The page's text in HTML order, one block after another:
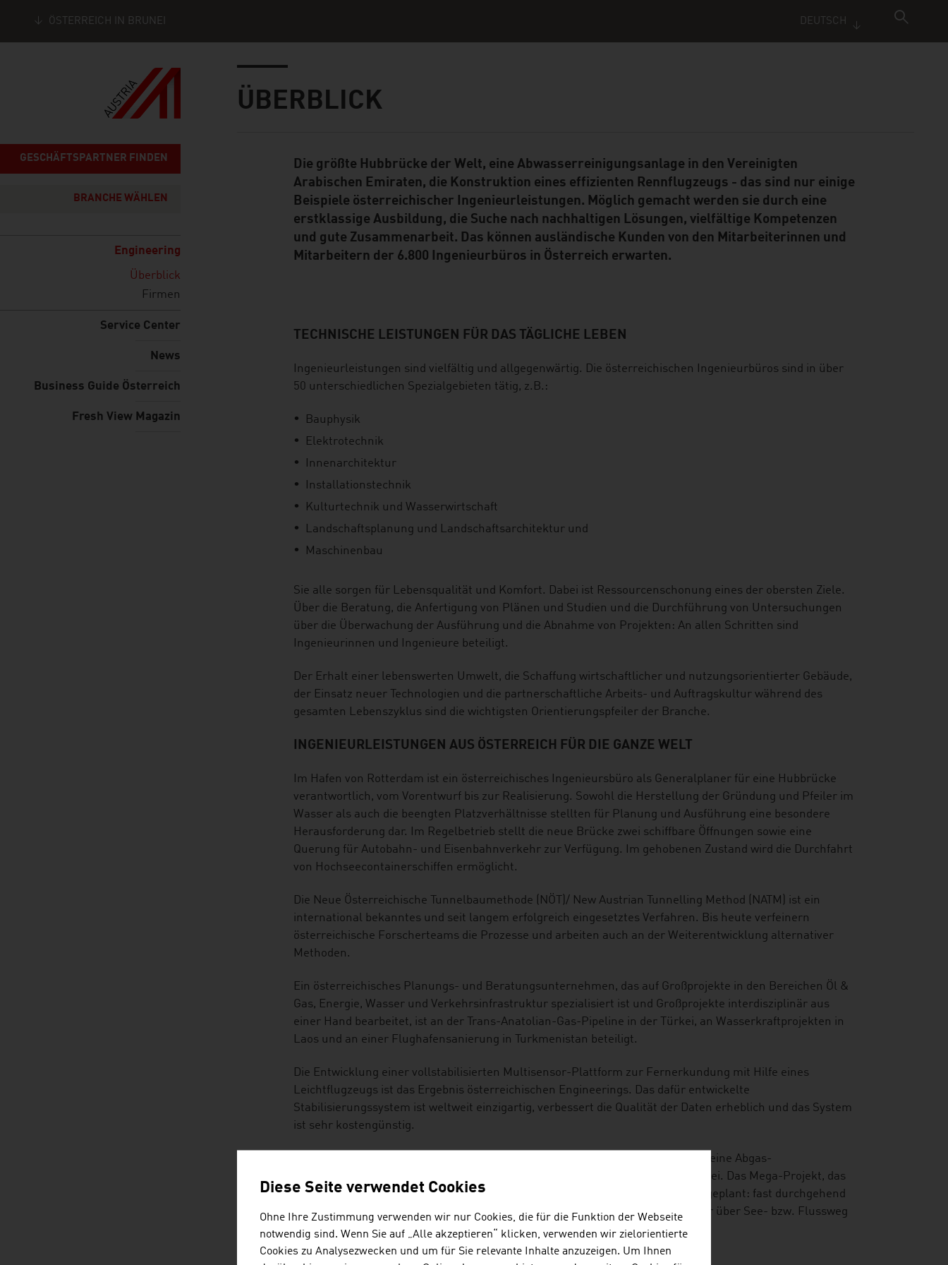
DEUTSCH
ÖSTERREICH IN BRUNEI
GESCHÄFTSPARTNER FINDEN
BRANCHE WÄHLEN
Engineering
Überblick
Firmen
Service Center
News
Business Guide Österreich
Fresh View Magazin
ÜBERBLICK
Standard Content Module
Die größte Hubbrücke der Welt, eine Abwasserreinigungsanlage in den Vereinigten
Arabischen Emiraten, die Konstruktion eines effizienten Rennflugzeugs - das sind nur einige
Beispiele österreichischer Ingenieurleistungen. Möglich gemacht werden sie durch eine
erstklassige Ausbildung, die Suche nach nachhaltigen Lösungen, vielfältige Kompetenzen
und gute Zusammenarbeit. Das können ausländische Kunden von den Mitarbeiterinnen und
Mitarbeitern der 6.800 Ingenieurbüros in Österreich erwarten.
TECHNISCHE LEISTUNGEN FÜR DAS TÄGLICHE LEBEN
Ingenieurleistungen sind vielfältig und allgegenwärtig. Die österreichischen Ingenieurbüros sind in über
50 unterschiedlichen Spezialgebieten tätig, z.B.:
Bauphysik
Elektrotechnik
Innenarchitektur
Installationstechnik
Kulturtechnik und Wasserwirtschaft
Landschaftsplanung und Landschaftsarchitektur und
Maschinenbau
Sie alle sorgen für Lebensqualität und Komfort. Dabei ist Ressourcenschonung eines der obersten Ziele.
Über die Beratung, die Anfertigung von Plänen und Studien und die Durchführung von Untersuchungen
über die Überwachung der Ausführung und die Abnahme von Projekten: An allen Schritten sind
Ingenieurinnen und Ingenieure beteiligt.
Der Erhalt einer lebenswerten Umwelt, die Schaffung wirtschaftlicher und nutzungsorientierter Gebäude,
der Einsatz neuer Technologien und die partnerschaftliche Arbeits- und Auftragskultur während des
gesamten Lebenszyklus sind die wichtigsten Orientierungspfeiler der Branche.
INGENIEURLEISTUNGEN AUS ÖSTERREICH FÜR DIE GANZE WELT
Im Hafen von Rotterdam ist ein österreichisches Ingenieursbüro als Generalplaner für eine Hubbrücke
verantwortlich, vom Vorentwurf bis zur Realisierung. Sowohl die Herstellung der Gründung und Pfeiler im
Wasser als auch die beengten Platzverhältnisse stellten für Planung und Ausführung eine besondere
Herausforderung dar. Im Regelbetrieb stellt die neue Brücke zwei schiffbare Öffnungen sowie eine
Querung für Autobahn- und Eisenbahnverkehr zur Verfügung. Im gehobenen Zustand wird die Durchfahrt
von Hochseecontainerschiffen ermöglicht.
Die Neue Österreichische Tunnelbaumethode (NÖT)/ New Austrian Tunnelling Method (NATM) ist ein
international bekanntes und seit langem erfolgreich eingesetztes Verfahren. Bis heute verfeinern
österreichische Forscherteams die Prozesse und arbeiten auch an der Weiterentwicklung alternativer
Methoden.
Ein österreichisches Planungs- und Beratungsunternehmen, das auf Großprojekte in den Bereichen Öl &
Gas, Energie, Wasser und Verkehrsinfrastruktur spezialisiert ist und Großprojekte interdisziplinär aus
einer Hand bearbeitet, ist an der Trans-Anatolian-Gas-Pipeline in der Türkei, an Wasserkraftprojekten in
Laos und an einer Flughafensanierung in Turkmenistan beteiligt.
Die Entwicklung einer vollstabilisierten Multisensor-Plattform zur Fernerkundung mit Hilfe eines
Leichtflugzeugs ist das Ergebnis österreichischen Engineerings. Das dafür entwickelte
Stabilisierungssystem ist weltweit einzigartig, verbessert die Qualität der Daten erheblich und das System
ist sehr kostengünstig.
Entscheidend zum Umweltschutz des gesamten nördlichen Polarkreises trägt eine Abgas-
Entschwefelungslage aus Österreich für das Nickelwerk in Norilsk (Russland) bei. Das Mega-Projekt, das
insgesamt aus 25 Teilanlagen besteht, wurde unter schwierigen Bedingungen geplant: fast durchgehend
Dauerfrost, Temperaturen bis zu minus 57°C, Permafrostboden, Transporte nur über See- bzw. Flussweg
und bei laufendem Betrieb.
Diese Seite verwendet Cookies
Ohne Ihre Zustimmung verwenden wir nur Cookies, die für die Funktion der Webseite
notwendig sind. Wenn Sie auf „Alle akzeptieren“ klicken, verwenden wir zielorientierte
Cookies zu Analysezwecken und um für Sie relevante Inhalte anzuzeigen. Um Ihnen